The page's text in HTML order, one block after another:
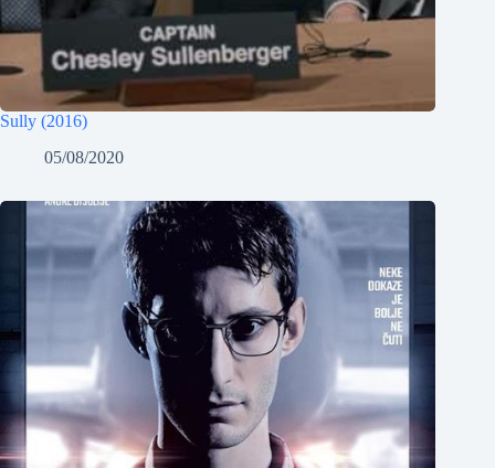
Sully (2016)
05/08/2020